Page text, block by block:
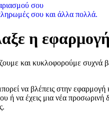
σου
σου και άλλα πολλά.
η
και κυκλοφορούμε συχνά
να βλέπεις στην εφαρμογή
ή να έχεις μια νέα προσωρινή